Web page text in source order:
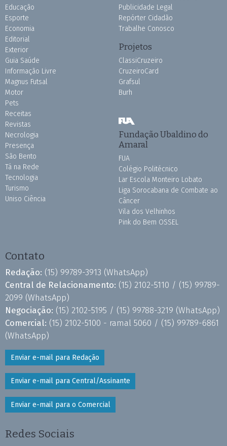
Educação
Esporte
Economia
Editorial
Exterior
Guia Saúde
Informação Livre
Magnus Futsal
Motor
Pets
Receitas
Revistas
Necrologia
Presença
São Bento
Tá na Rede
Tecnologia
Turismo
Uniso Ciência
Publicidade Legal
Repórter Cidadão
Trabalhe Conosco
Projetos
ClassiCruzeiro
CruzeiroCard
Grafsul
Burh
Fundação Ubaldino do
Amaral
FUA
Colégio Politécnico
Lar Escola Monteiro Lobato
Liga Sorocabana de Combate ao
Câncer
Vila dos Velhinhos
Pink do Bem OSSEL
Contato
Redação: (15) 99789-3913 (WhatsApp)
Central de Relacionamento: (15) 2102-5110 / (15) 99789-
2099 (WhatsApp)
Negociação: (15) 2102-5195 / (15) 99788-3219 (WhatsApp)
Comercial: (15) 2102-5100 - ramal 5060 / (15) 99789-6861
(WhatsApp)
Enviar e-mail para Redação
Enviar e-mail para Central/Assinante
Enviar e-mail para o Comercial
Redes Sociais